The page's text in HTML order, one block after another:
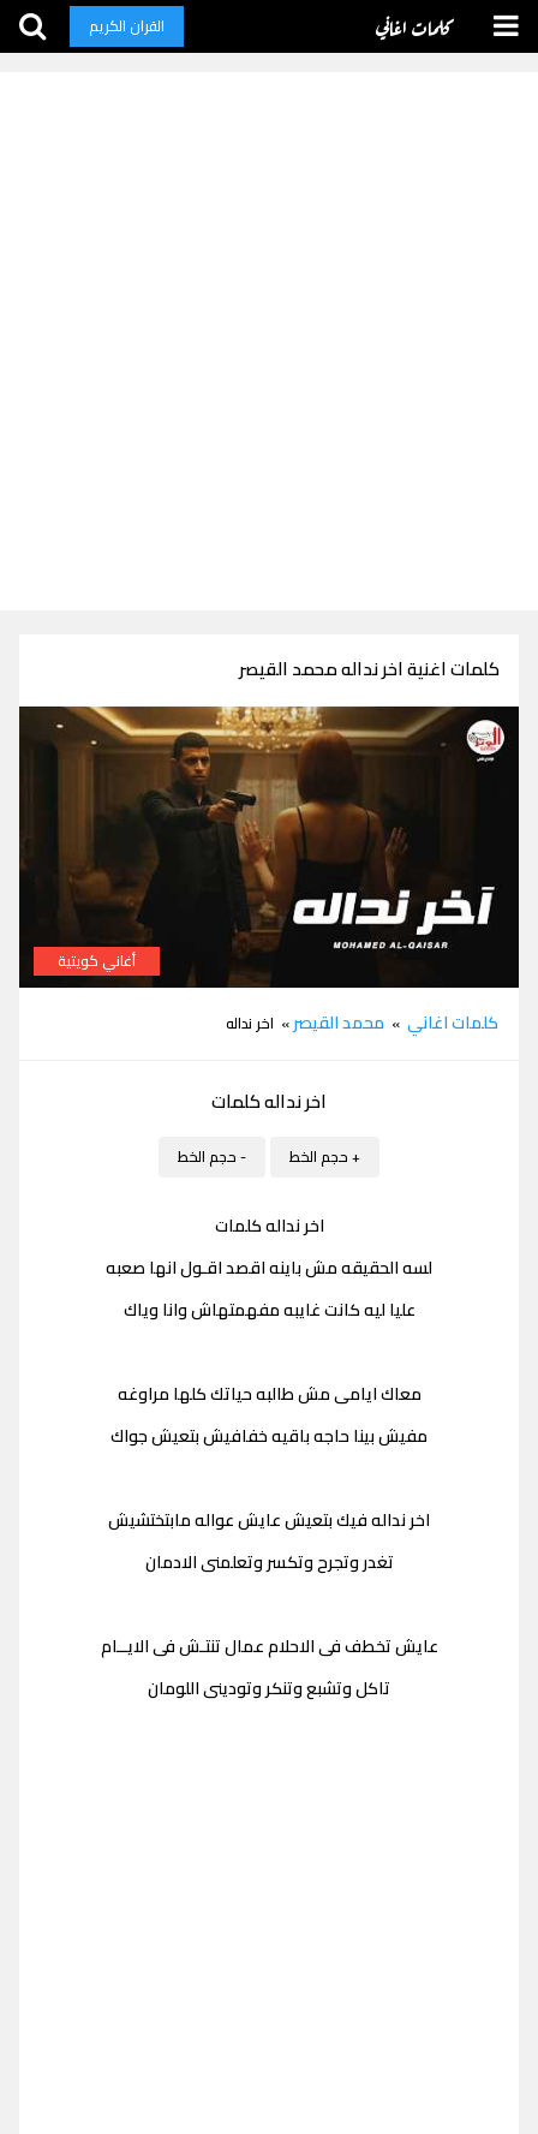
كلمات اغاني القران الكريم
كلمات اغنية اخر نداله محمد القيصر
أغاني كويتية
كلمات اغاني » محمد القيصر» اخر نداله
اخر نداله كلمات
+ حجم الخط - حجم الخط
اخر نداله كلمات
لسه الحقيقه مش باينه اقصد اقـول انها صعبه
عليا ليه كانت غايبه مفهمتهاش وانا وياك
معاك ايامى مش طالبه حياتك كلها مراوغه
مفيش بينا حاجه باقيه خفافيش بتعيش جواك
اخر نداله فيك بتعيش عايش عواله مابتختشيش
تغدر وتجرح وتكسر وتعلمنى الادمان
عايش تخطف فى الاحلام عمال تنتـش فى الايــام
تاكل وتشبع وتنكر وتودينى اللومان